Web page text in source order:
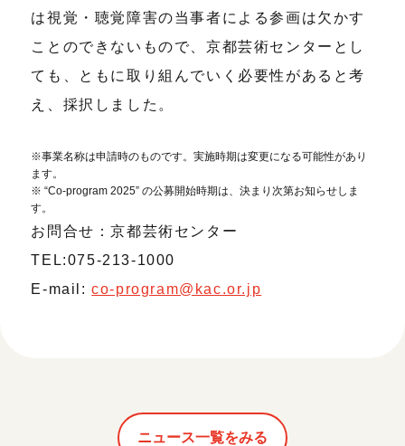
は視覚・聴覚障害の当事者による参画は欠かす
ことのできないもので、京都芸術センターとし
ても、ともに取り組んでいく必要性があると考
え、採択しました。
※事業名称は申請時のものです。実施時期は変更になる可能性があり
ます。
※ “Co-program 2025” の公募開始時期は、決まり次第お知らせしま
す。
お問合せ：京都芸術センター
TEL:075-213-1000
E-mail:co-program@kac.or.jp
ニュース一覧をみる